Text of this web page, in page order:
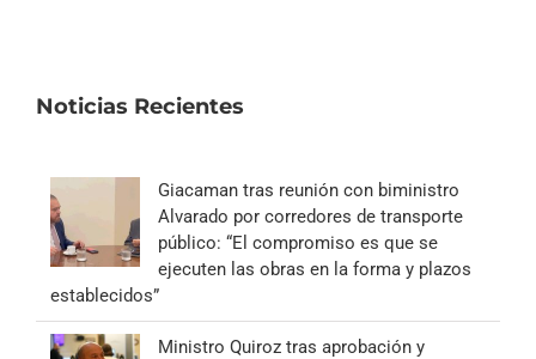
Noticias Recientes
Giacaman tras reunión con biministro
Alvarado por corredores de transporte
público: “El compromiso es que se
ejecuten las obras en la forma y plazos
establecidos”
Ministro Quiroz tras aprobación y